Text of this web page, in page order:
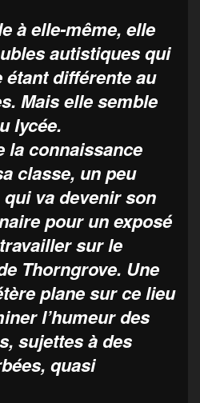
à elle-même, elle
autistiques qui
différente au
Mais elle semble
lycée.
la connaissance
classe, un peu
va devenir son
pour un exposé
sur le
Thorngrove. Une
plane sur ce lieu
l’humeur des
sujettes à des
quasi